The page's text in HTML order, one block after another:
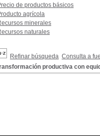
de productos básicos
agrícola
minerales
naturales
Refinar búsqueda Consulta a
productiva con